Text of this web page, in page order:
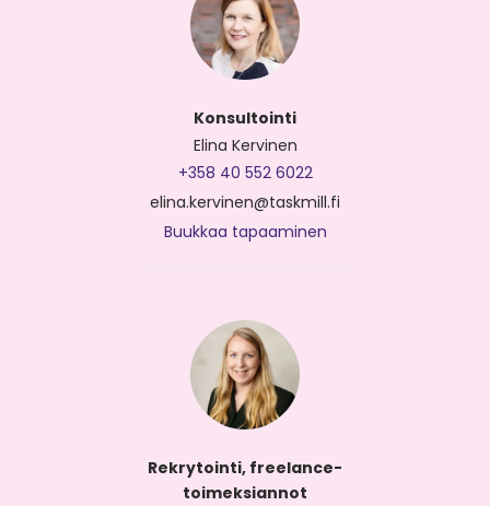
Konsultointi
Elina Kervinen
+358 40 552 6022
elina.kervinen@taskmill.fi
Buukkaa tapaaminen
Rekrytointi, freelance-
toimeksiannot